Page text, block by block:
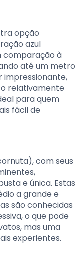
opção
azul
comparação à
até um metro
impressionante,
relativamente
para quem
fácil de
com seus
e única. Estas
a grande e
são conhecidas
o que pode
mas uma
experientes.